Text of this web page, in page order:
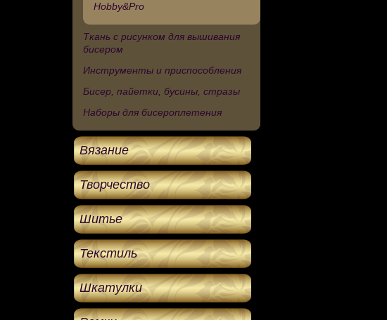
Hobby&Pro
Ткань с рисунком для вышивания
бисером
Инструменты и приспособления
Бисер, пайетки, бусины, стразы
Наборы для бисероплетения
Вязание
Творчество
Шитье
Текстиль
Шкатулки